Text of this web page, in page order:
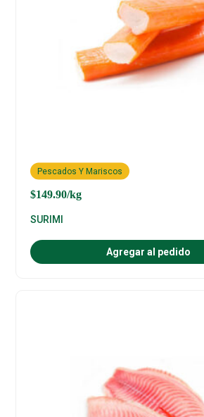
$149.90/kg
Pescados Y Mariscos
SURIMI
Agregar al pedido